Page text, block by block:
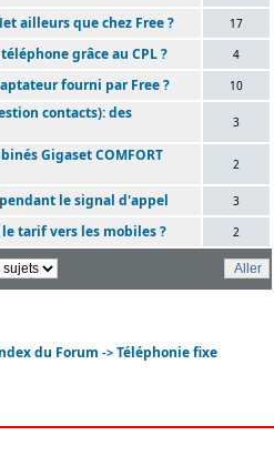
ailleurs que chez Free ? 17
grâce au CPL ? 4
fourni par Free ? 10
contacts): des
3
Gigaset COMFORT
2
le signal d'appel 3
tarif vers les mobiles ? 2
du Forum ->Téléphonie fixe